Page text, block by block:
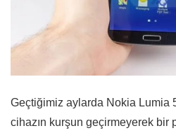
Geçtiğimiz aylarda Nokia Lumia
cihazın kurşun geçirmeyerek bir